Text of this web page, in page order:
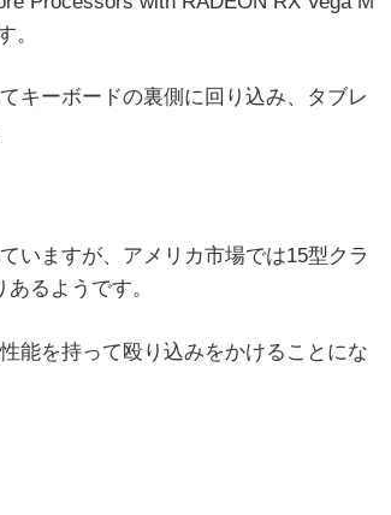
。
キーボードの裏側に回り込み、タブレ
いますが、アメリカ市場では15型クラ
るようです。
能を持って殴り込みをかけることにな